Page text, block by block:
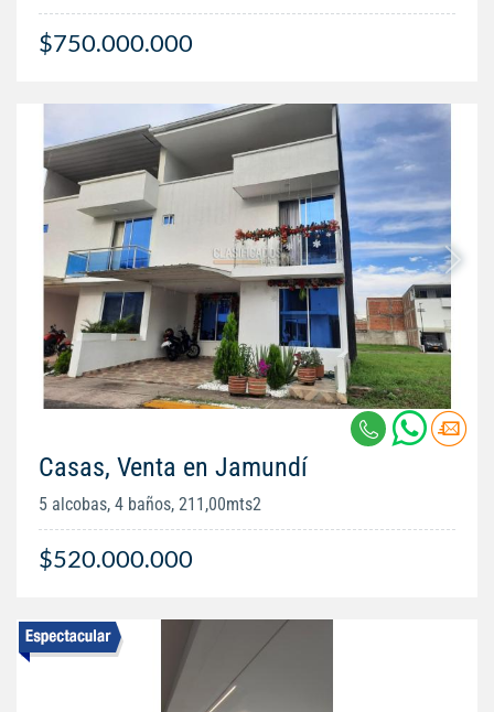
$750.000.000
Casas, Venta en Jamundí
5 alcobas, 4 baños, 211,00mts2
$520.000.000